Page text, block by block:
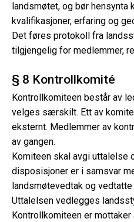
landsmøtet, og bør hensynta
kvalifikasjoner, erfaring og
Det føres protokoll fra
tilgjengelig for medlemmer,
§ 8 Kontrollkomité
Kontrollkomiteen består av
velges særskilt. Ett av
eksternt. Medlemmer av
av gangen.
Komiteen skal avgi uttalelse
disposisjoner er i samsvar
landsmøtevedtak og
Uttalelsen vedlegges
Kontrollkomiteen er